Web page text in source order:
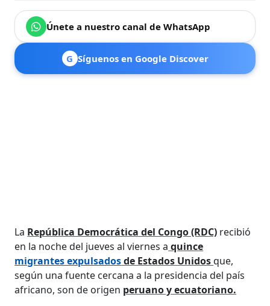
Únete a nuestro canal de WhatsApp
G Síguenos en Google Discover
La República Democrática del Congo (RDC) recibió
en la noche del jueves al viernes a quince
migrantes expulsadosde Estados Unidosque,
según una fuente cercana a la presidencia del país
africano, son de origen peruano y ecuatoriano.